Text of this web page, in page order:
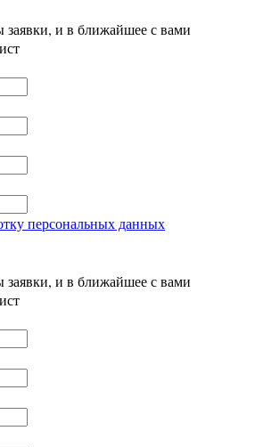
и в ближайшее с вами
персональных данных
и в ближайшее с вами